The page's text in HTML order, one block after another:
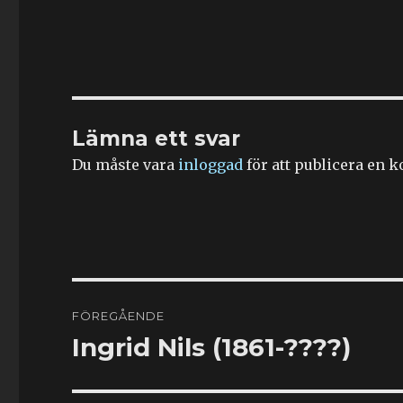
Lämna ett svar
Du måste vara inloggad för att publicera en
FÖREGÅENDE
Föregående
Ingrid Nils (1861-????)